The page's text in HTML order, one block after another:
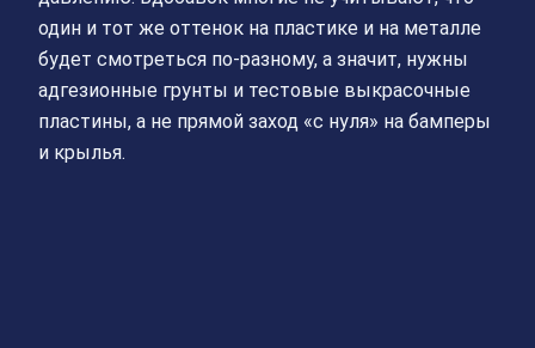
один и тот же оттенок на пластике и на металле
будет смотреться по-разному, а значит, нужны
адгезионные грунты и тестовые выкрасочные
пластины, а не прямой заход «с нуля» на бамперы
и крылья.